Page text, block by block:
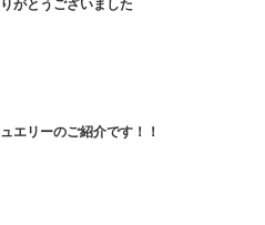
がとうございました
エリーのご紹介です！！